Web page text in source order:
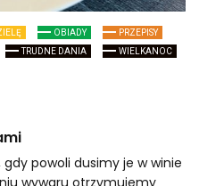
OBIADY
PRZEPISY
TRUDNE DANIA
WIELKANOC
powoli dusimy je w winie
wywaru otrzymujemy